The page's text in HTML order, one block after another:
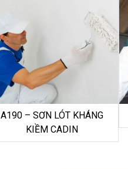
A190 – SƠN LÓT KHÁNG
KIỀM CADIN